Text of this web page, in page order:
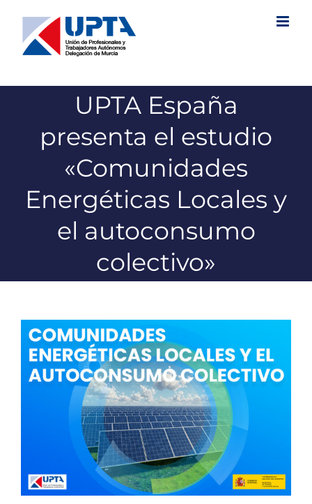
contenido
UPTA España
presenta el estudio
«Comunidades
Energéticas Locales y
el autoconsumo
colectivo»
Ver
imagen
más
grande